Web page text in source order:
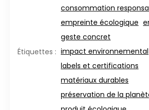
Étiquettes :
consommation
empreinte écologique
geste concret
impact environnemental
labels et certifications
matériaux durables
préservation de la